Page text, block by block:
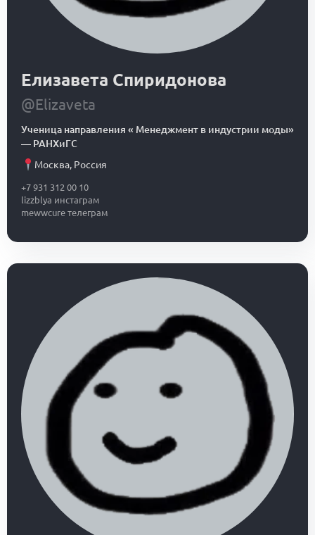
Елизавета Спиридонова
@Elizaveta
Ученица направления « Менеджмент в индустрии моды»
— РАНХиГС
Москва, Россия
+7 931 312 00 10
lizzblya инстаграм
mewwcure телеграм